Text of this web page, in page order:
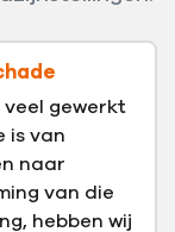
veel gewerkt
is van
naar
van die
hebben wij